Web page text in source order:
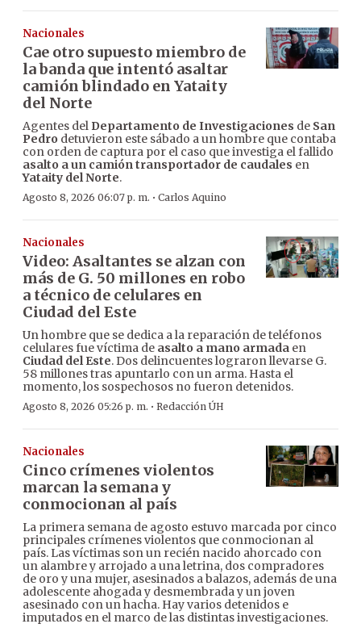
Nacionales
Cae otro supuesto miembro de
la banda que intentó asaltar
camión blindado en Yataity
del Norte
Agentes del Departamento de Investigaciones de San
Pedro detuvieron este sábado a un hombre que contaba
con orden de captura por el caso que investiga el fallido
asalto a un camión transportador de caudales en
Yataity del Norte.
Agosto 8, 2026 06:07 p. m. · Carlos Aquino
Nacionales
Video: Asaltantes se alzan con
más de G. 50 millones en robo
a técnico de celulares en
Ciudad del Este
Un hombre que se dedica a la reparación de teléfonos
celulares fue víctima de asalto a mano armada en
Ciudad del Este. Dos delincuentes lograron llevarse G.
58 millones tras apuntarlo con un arma. Hasta el
momento, los sospechosos no fueron detenidos.
Agosto 8, 2026 05:26 p. m. · Redacción ÚH
Nacionales
Cinco crímenes violentos
marcan la semana y
conmocionan al país
La primera semana de agosto estuvo marcada por cinco
principales crímenes violentos que conmocionan al
país. Las víctimas son un recién nacido ahorcado con
un alambre y arrojado a una letrina, dos compradores
de oro y una mujer, asesinados a balazos, además de una
adolescente ahogada y desmembrada y un joven
asesinado con un hacha. Hay varios detenidos e
imputados en el marco de las distintas investigaciones.